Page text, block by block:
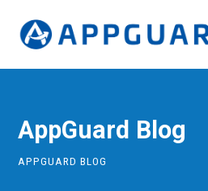
AppGuard Blog
APPGUARD BLOG